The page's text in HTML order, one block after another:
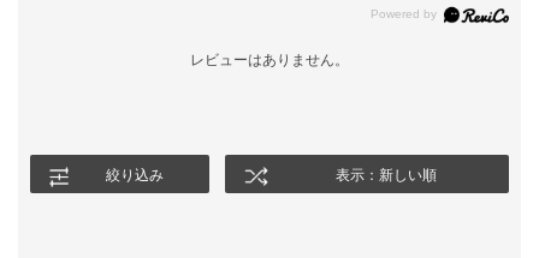
レビューはありません。
絞り込み 表示：新しい順